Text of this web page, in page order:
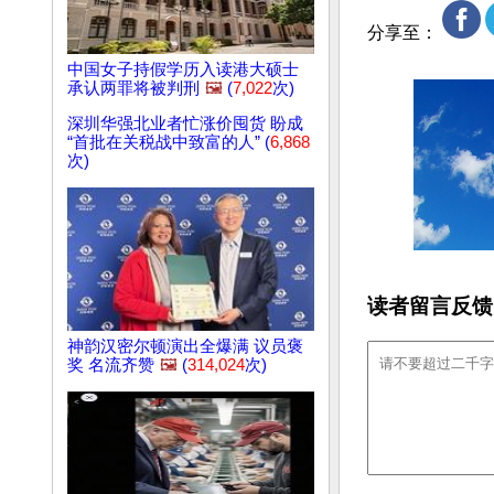
中国女子持假学历入读港大硕士
承认两罪将被判刑 🖼️ (7,022次)
深圳华强北业者忙涨价囤货 盼成
“首批在关税战中致富的人” (6,868
次)
神韵汉密尔顿演出全爆满 议员褒
奖 名流齐赞 🖼️ (314,024次)
分享至：
读者留言反